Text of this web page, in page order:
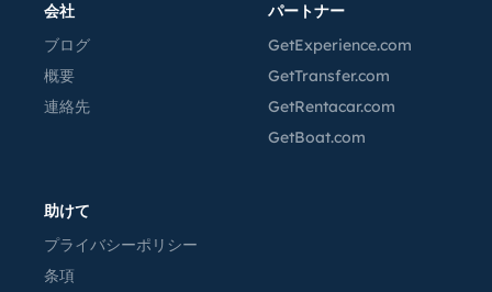
会社
ブログ
概要
連絡先
パートナー
GetExperience.com
GetTransfer.com
GetRentacar.com
GetBoat.com
助けて
プライバシーポリシー
条項